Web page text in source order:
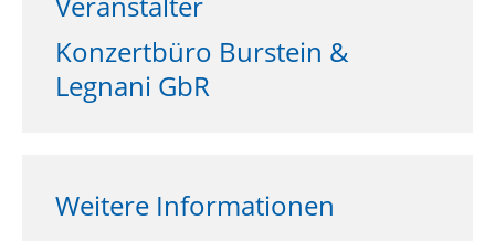
Konzertbüro Burstein &
Legnani GbR
Weitere Informationen